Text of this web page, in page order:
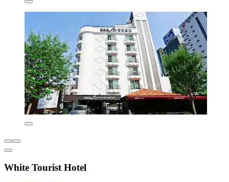
White Tourist Hotel